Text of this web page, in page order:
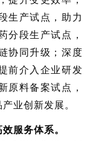
生产试点，助力
分段生产试点，
协同升级；深度
前介入企业研发
原料备案试点，
业创新发展。
服务体系。